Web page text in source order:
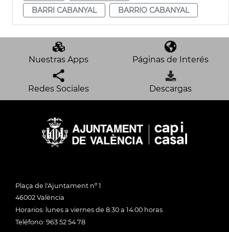
BARRI CABANYAL
BARRIO CABANYAL
Nuestras Apps Páginas de Interés
Redes Sociales Descargas
Plaça de l'Ajuntament nº 1
46002 València
Horarios: lunes a viernes de 8:30 a 14:00 horas
Teléfono: 963 52 54 78